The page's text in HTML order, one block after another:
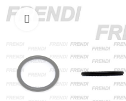
Click para agrandar